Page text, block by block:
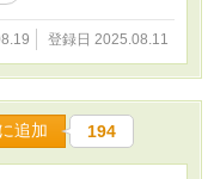
at My Fingertips
小説では、楽曲の
げ、再会から和解まで
の関係の変化を描きま
行き来しながら楽しん
。 ※いちおう毎朝6時半
時に更新予定です
登録日 2025.08.11
追加 194